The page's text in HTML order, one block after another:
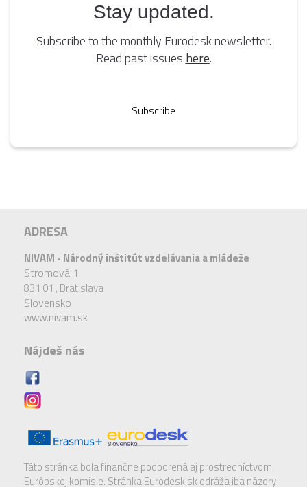
Stay updated.
Subscribe to the monthly Eurodesk newsletter.
Read past issues here.
Subscribe
ADRESA
NIVAM - Národný inštitút vzdelávania a mládeže
Stromová 1
831 01 , Bratislava
Slovensko
www.nivam.sk
Nájdeš nás
Táto stránka bola finančne podporená aj prostredníctvom
Európskej komisie. Stránka Eurodesk.sk odráža iba názory